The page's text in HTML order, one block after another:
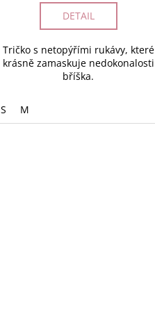
DETAIL
Tričko s netopýřími rukávy, které
krásně zamaskuje nedokonalosti
bříška.
S M